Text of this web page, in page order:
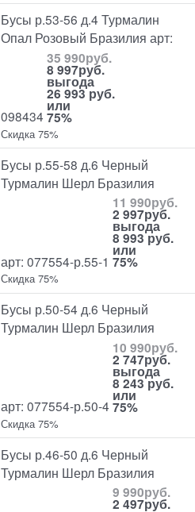
Бусы р.53-56 д.4 Турмалин
Опал Розовый Бразилия арт:
098434
35 990руб.
8 997руб.
выгода
26 993 руб.
или
75%
Скидка 75%
Бусы р.55-58 д.6 Черный
Турмалин Шерл Бразилия
арт: 077554-р.55-1
11 990руб.
2 997руб.
выгода
8 993 руб.
или
75%
Скидка 75%
Бусы р.50-54 д.6 Черный
Турмалин Шерл Бразилия
арт: 077554-р.50-4
10 990руб.
2 747руб.
выгода
8 243 руб.
или
75%
Скидка 75%
Бусы р.46-50 д.6 Черный
Турмалин Шерл Бразилия
9 990руб.
2 497руб.